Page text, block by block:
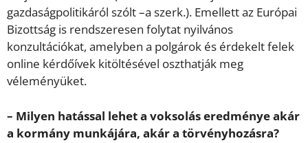
gazdaságpolitikáról szólt –a szerk.). Emellett az Európai
Bizottság is rendszeresen folytat nyilvános
konzultációkat, amelyben a polgárok és érdekelt felek
online kérdőívek kitöltésével oszthatják meg
véleményüket.
– Milyen hatással lehet a voksolás eredménye akár
a kormány munkájára, akár a törvényhozásra?